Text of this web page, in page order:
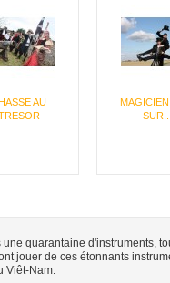
AU
SUR...
quarantaine d'instruments,
jouer de ces étonnants
Viêt-Nam.